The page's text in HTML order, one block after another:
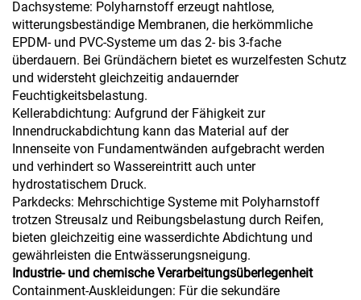
Dachsysteme: Polyharnstoff erzeugt nahtlose,
witterungsbeständige Membranen, die herkömmliche
EPDM- und PVC-Systeme um das 2- bis 3-fache
überdauern. Bei Gründächern bietet es wurzelfesten Schutz
und widersteht gleichzeitig andauernder
Feuchtigkeitsbelastung.
Kellerabdichtung: Aufgrund der Fähigkeit zur
Innendruckabdichtung kann das Material auf der
Innenseite von Fundamentwänden aufgebracht werden
und verhindert so Wassereintritt auch unter
hydrostatischem Druck.
Parkdecks: Mehrschichtige Systeme mit Polyharnstoff
trotzen Streusalz und Reibungsbelastung durch Reifen,
bieten gleichzeitig eine wasserdichte Abdichtung und
gewährleisten die Entwässerungsneigung.
Industrie- und chemische Verarbeitungsüberlegenheit
Containment-Auskleidungen: Für die sekundäre